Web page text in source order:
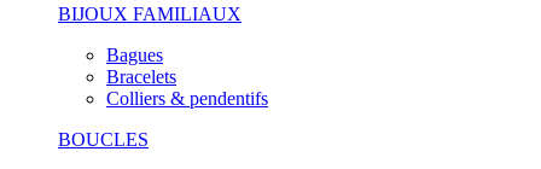
BIJOUX FAMILIAUX
Bagues
Bracelets
Colliers & pendentifs
BOUCLES